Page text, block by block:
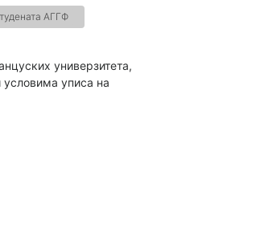
АГГФ
универзитета,
уписа на